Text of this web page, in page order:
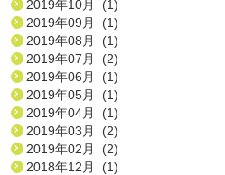
2019年10月 (1)
2019年09月 (1)
2019年08月 (1)
2019年07月 (2)
2019年06月 (1)
2019年05月 (1)
2019年04月 (1)
2019年03月 (2)
2019年02月 (2)
2018年12月 (1)